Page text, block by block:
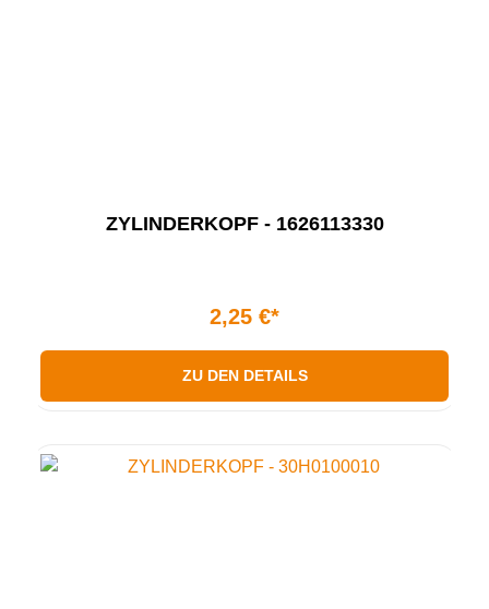
ZYLINDERKOPF - 1626113330
2,25 €*
ZU DEN DETAILS